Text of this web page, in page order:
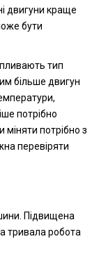
двигуни краще
бути
тип
більше двигун
потрібно
потрібно з
перевіряти
Підвищена
тривала робота